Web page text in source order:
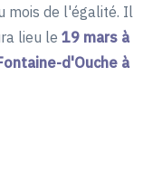
mois de l'égalité. Il
lieu le 19 mars à
d'Ouche à